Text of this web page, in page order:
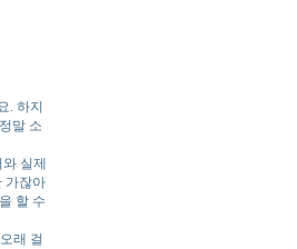
. 하지
말 소
실제
가잖아
할 수
래 걸